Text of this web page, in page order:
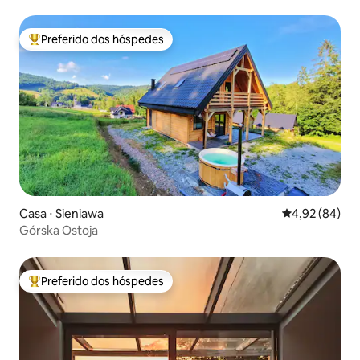
Entre os melhores preferidos dos hóspedes
Preferido dos hóspedes
Casa ⋅ Sieniawa 4,92 de uma
4,92 (84)
Górska Ostoja
Entre os melhores preferidos dos hóspedes
Preferido dos hóspedes